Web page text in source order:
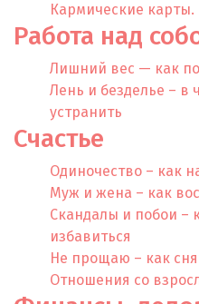
Кармические
Работа над
Лишний вес — как
Лень и безделье – в
устранить
Счастье
Одиночество – как
Муж и жена – как
Скандалы и побои –
избавиться
Не прощаю – как
Отношения со